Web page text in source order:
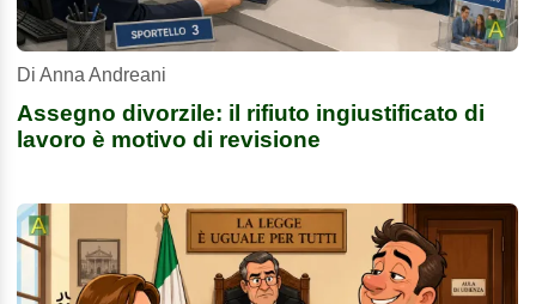
Di Anna Andreani
Assegno divorzile: il rifiuto ingiustificato di
lavoro è motivo di revisione